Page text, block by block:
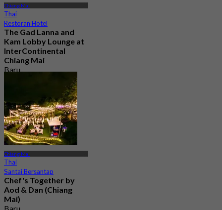
Chiang Mai
Thai
Restoran Hotel
The Gad Lanna and
Kam Lobby Lounge at
InterContinental
Chiang Mai
Baru
Chiang Mai
Thai
Santai Bersantap
Chef's Together by
Aod & Dan (Chiang
Mai)
Baru